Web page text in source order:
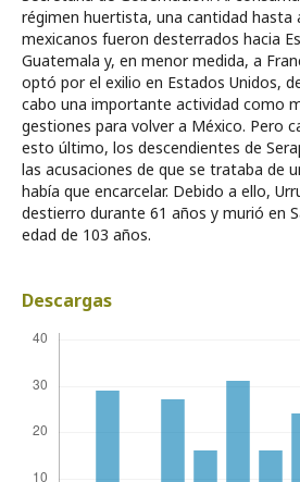
régimen huertista, una cantidad hasta
mexicanos fueron desterrados hacia
Guatemala y, en menor medida, a
optó por el exilio en Estados Unidos,
cabo una importante actividad como
gestiones para volver a México. Pero
esto último, los descendientes de
las acusaciones de que se trataba de
había que encarcelar. Debido a ello,
destierro durante 61 años y murió en
edad de 103 años.
Descargas